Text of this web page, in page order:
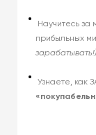
Научитесь за
прибыльных
зарабатывать!)
Узнаете, как